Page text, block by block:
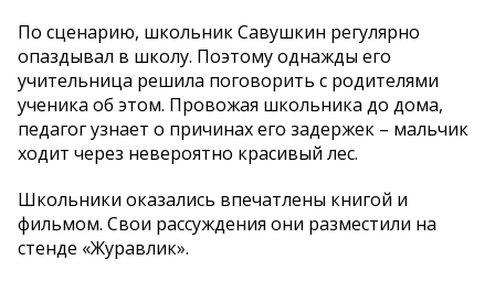
По сценарию, школьник Савушкин регулярно
опаздывал в школу. Поэтому однажды его
учительница решила поговорить с родителями
ученика об этом. Провожая школьника до дома,
педагог узнает о причинах его задержек – мальчик
ходит через невероятно красивый лес.
Школьники оказались впечатлены книгой и
фильмом. Свои рассуждения они разместили на
стенде «Журавлик».